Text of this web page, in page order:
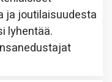
ja joutilaisuudesta
lyhentää.